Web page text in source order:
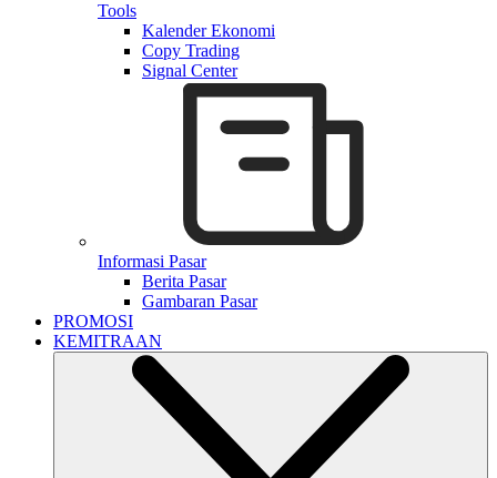
Tools
Kalender Ekonomi
Copy Trading
Signal Center
Informasi Pasar
Berita Pasar
Gambaran Pasar
PROMOSI
KEMITRAAN